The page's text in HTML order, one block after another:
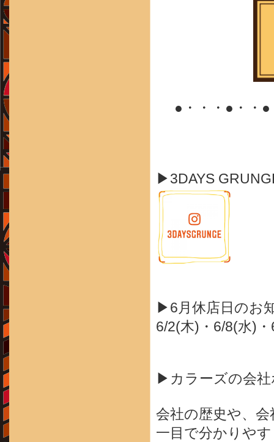
●・・・●・・
▶3DAYS
▶6月休店日のお
6/2(木)・6/8(水)
▶カラーズの会
会社の歴史や、
一目で分かりや